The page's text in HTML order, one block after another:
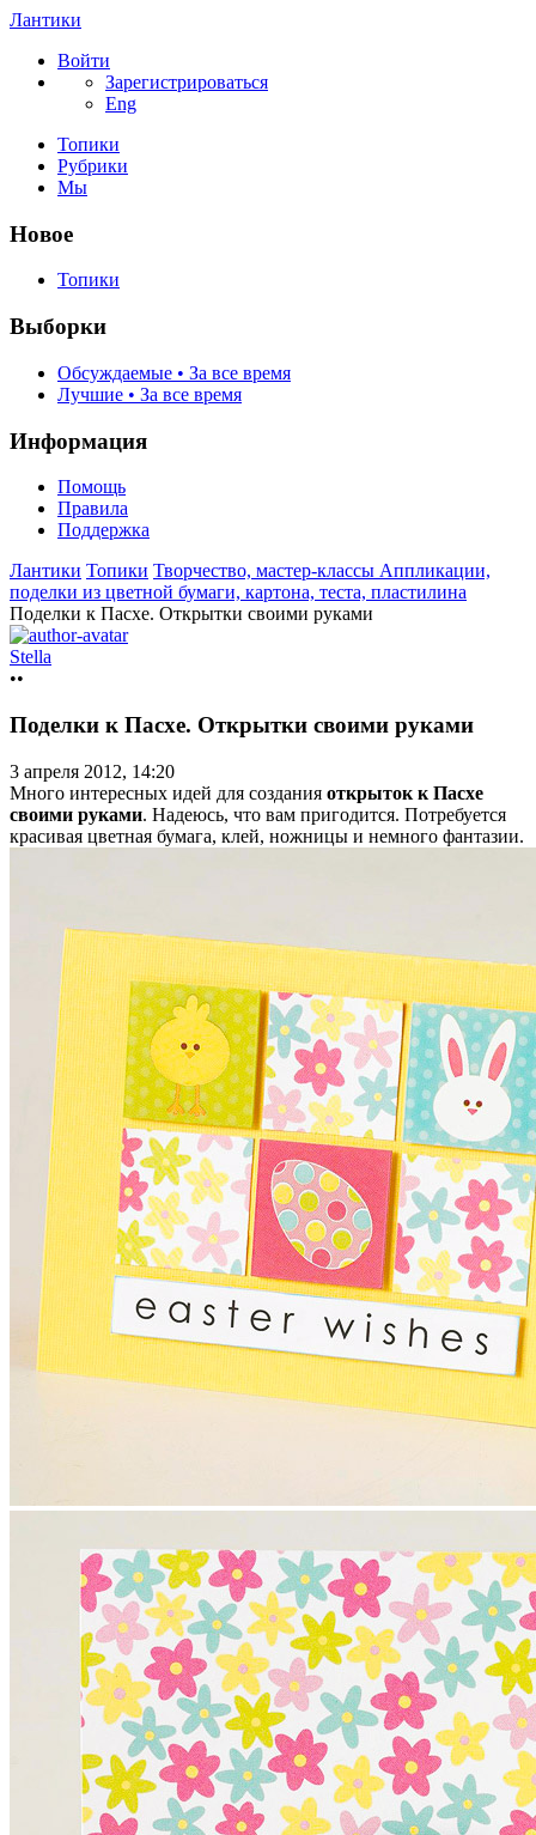
Лантики
Войти
Зарегистрироваться
Eng
Топики
Рубрики
Мы
Новое
Топики
Выборки
Обсуждаемые • За все время
Лучшие • За все время
Информация
Помощь
Правила
Поддержка
Лантики Топики Творчество, мастер-классы Аппликации,
поделки из цветной бумаги, картона, теста, пластилина
Поделки к Пасхе. Открытки своими руками
Stella
••
Поделки к Пасхе. Открытки своими руками
3 апреля 2012, 14:20
Много интересных идей для создания открыток к Пасхе
своими руками. Надеюсь, что вам пригодится. Потребуется
красивая цветная бумага, клей, ножницы и немного фантазии.